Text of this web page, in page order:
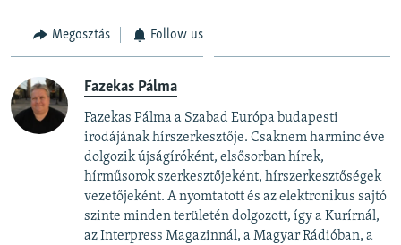
Megosztás Follow us
Fazekas Pálma
Fazekas Pálma a Szabad Európa budapesti
irodájának hírszerkesztője. Csaknem harminc éve
dolgozik újságíróként, elsősorban hírek,
hírműsorok szerkesztőjeként, hírszerkesztőségek
vezetőjeként. A nyomtatott és az elektronikus sajtó
szinte minden területén dolgozott, így a Kurírnál,
az Interpress Magazinnál, a Magyar Rádióban, a